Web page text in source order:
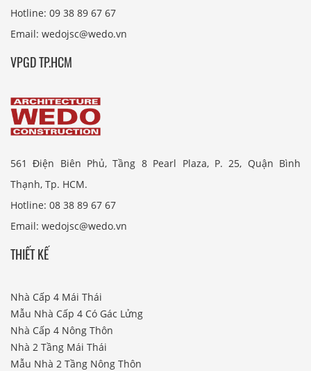
Hotline: 09 38 89 67 67
Email: wedojsc@wedo.vn
VPGD TP.HCM
561 Điện Biên Phủ, Tầng 8 Pearl Plaza, P. 25, Quận Bình
Thạnh, Tp. HCM.
Hotline: 08 38 89 67 67
Email: wedojsc@wedo.vn
THIẾT KẾ
Nhà Cấp 4 Mái Thái
Mẫu Nhà Cấp 4 Có Gác Lửng
Nhà Cấp 4 Nông Thôn
Nhà 2 Tầng Mái Thái
Mẫu Nhà 2 Tầng Nông Thôn